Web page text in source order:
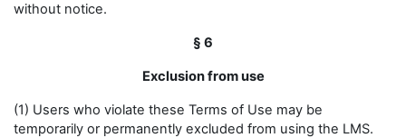
without notice.
§ 6
Exclusion from use
(1) Users who violate these Terms of Use may be
temporarily or permanently excluded from using the LMS.